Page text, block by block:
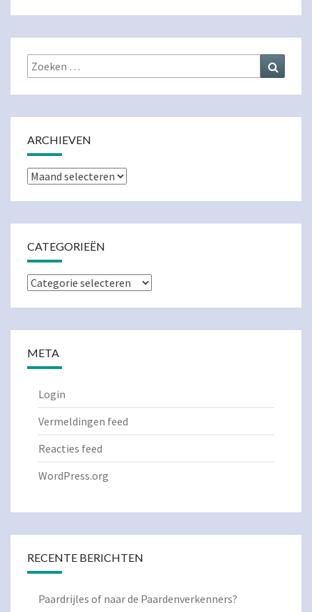
Zoeken
naar:
ARCHIEVEN
Archieven
CATEGORIEËN
Categorieën
META
Login
Vermeldingen feed
Reacties feed
WordPress.org
RECENTE BERICHTEN
Paardrijles of naar de Paardenverkenners?